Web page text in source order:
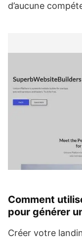
d’aucune
Comment
pour générer
Créer votre